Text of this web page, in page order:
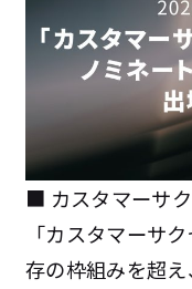
■ カスタマーサ
「カスタマーサ
存の枠組みを超